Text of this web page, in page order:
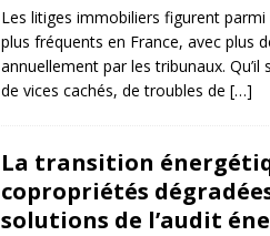
Les litiges immobiliers figurent
plus fréquents en France, avec plus
annuellement par les tribunaux. Qu’il
de vices cachés, de troubles de […]
La transition
copropriétés
solutions de l’audit